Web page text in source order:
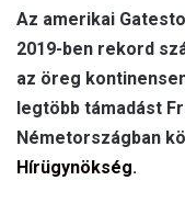
Az amerikai
2019-ben rekord
az öreg
legtöbb támadást
Németországban
Hírügynökség.